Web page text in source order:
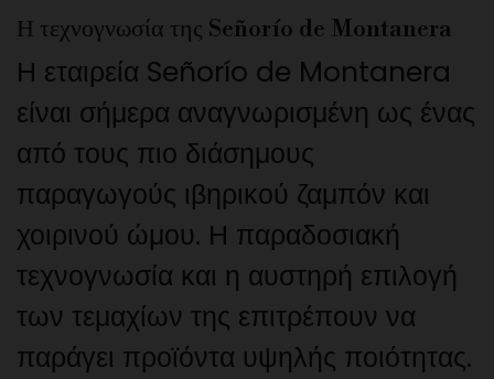
Η τεχνογνωσία της Señorío de Montanera
Η εταιρεία Señorío de Montanera
είναι σήμερα αναγνωρισμένη ως ένας
από τους πιο διάσημους
παραγωγούς ιβηρικού ζαμπόν και
χοιρινού ώμου. Η παραδοσιακή
τεχνογνωσία και η αυστηρή επιλογή
των τεμαχίων της επιτρέπουν να
παράγει προϊόντα υψηλής ποιότητας.